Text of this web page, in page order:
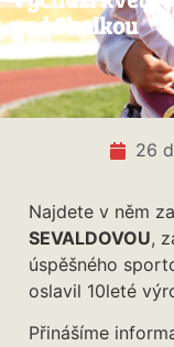
pod Skalkou
26
Najdete v něm
SEVALDOVOU,
úspěšného
oslavil 10leté
Přinášíme